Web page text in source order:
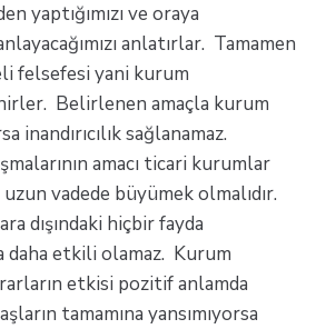
yaptığımızı ve oraya
anlatırlar. Tamamen
felsefesi yani kurum
Belirlenen amaçla kurum
sağlanamaz.
amacı ticari kurumlar
vadede büyümek olmalıdır.
dışındaki hiçbir fayda
daha etkili olamaz. Kurum
etkisi pozitif anlamda
tamamına yansımıyorsa